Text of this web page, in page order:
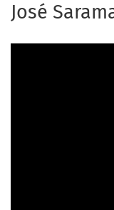
José